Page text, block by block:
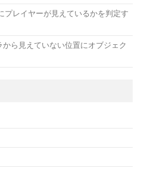
プレイヤーが見えているかを判定す
から見えていない位置にオブジェク